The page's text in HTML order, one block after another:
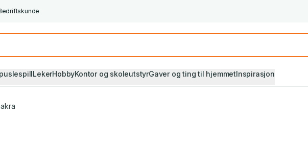
LekerHobbyKontor og skoleutstyrGaver og ting til hjemmetInspirasjon